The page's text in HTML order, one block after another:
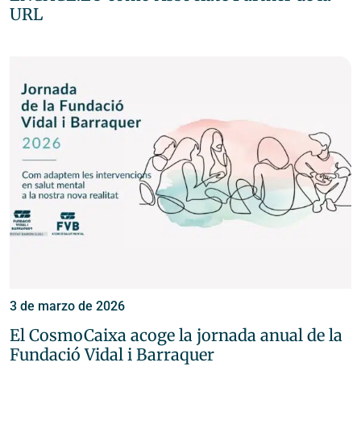
URL
3 de marzo de 2026
El CosmoCaixa acoge la jornada anual de la
Fundació Vidal i Barraquer